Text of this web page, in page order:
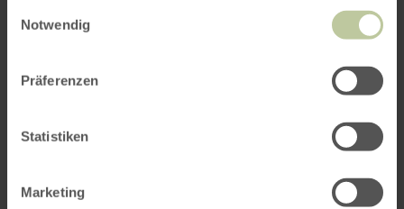
Notwendig
Präferenzen
Statistiken
Marketing
Plus
d'informations
Prix